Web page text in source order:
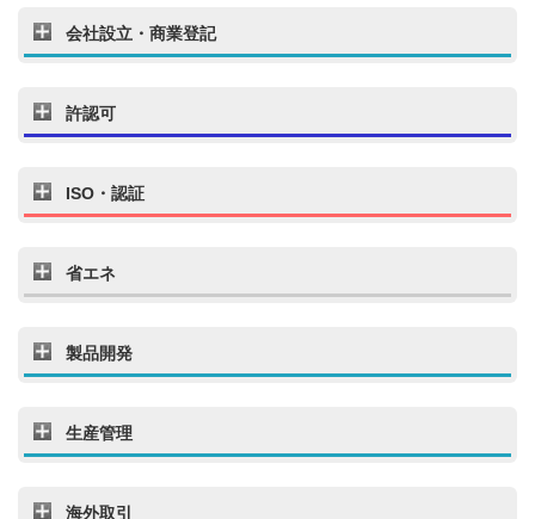
会社設立・商業登記
許認可
ISO・認証
省エネ
製品開発
生産管理
海外取引